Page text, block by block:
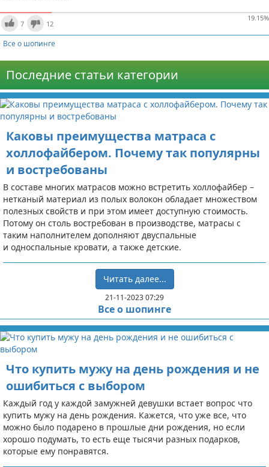
19.15%
7 12
Все о шопинге
Последние статьи категории
Каковы преимущества матраса с
холлофайбером. Почему так популярны
и востребованы
В составе многих матрасов можно встретить холлофайбер –
нетканый материал из полых волокон обладает множеством
полезных свойств и при этом имеет доступную стоимость.
Потому он столь востребован в производстве, матрасы с
таким наполнителем дополняют двуспальные
и односпальные кровати, а также детские.
Читать далее...
21-11-2023 07:29
Все о шопинге
Что купить мужу на день рождения и не
ошибиться с выбором
Каждый год у каждой замужней девушки встает вопрос что
купить мужу на день рождения. Кажется, что уже все, что
можно было подарено в прошлые дни рождения, но если
хорошо подумать, то есть еще тысячи разных подарков,
которые ему понравятся.